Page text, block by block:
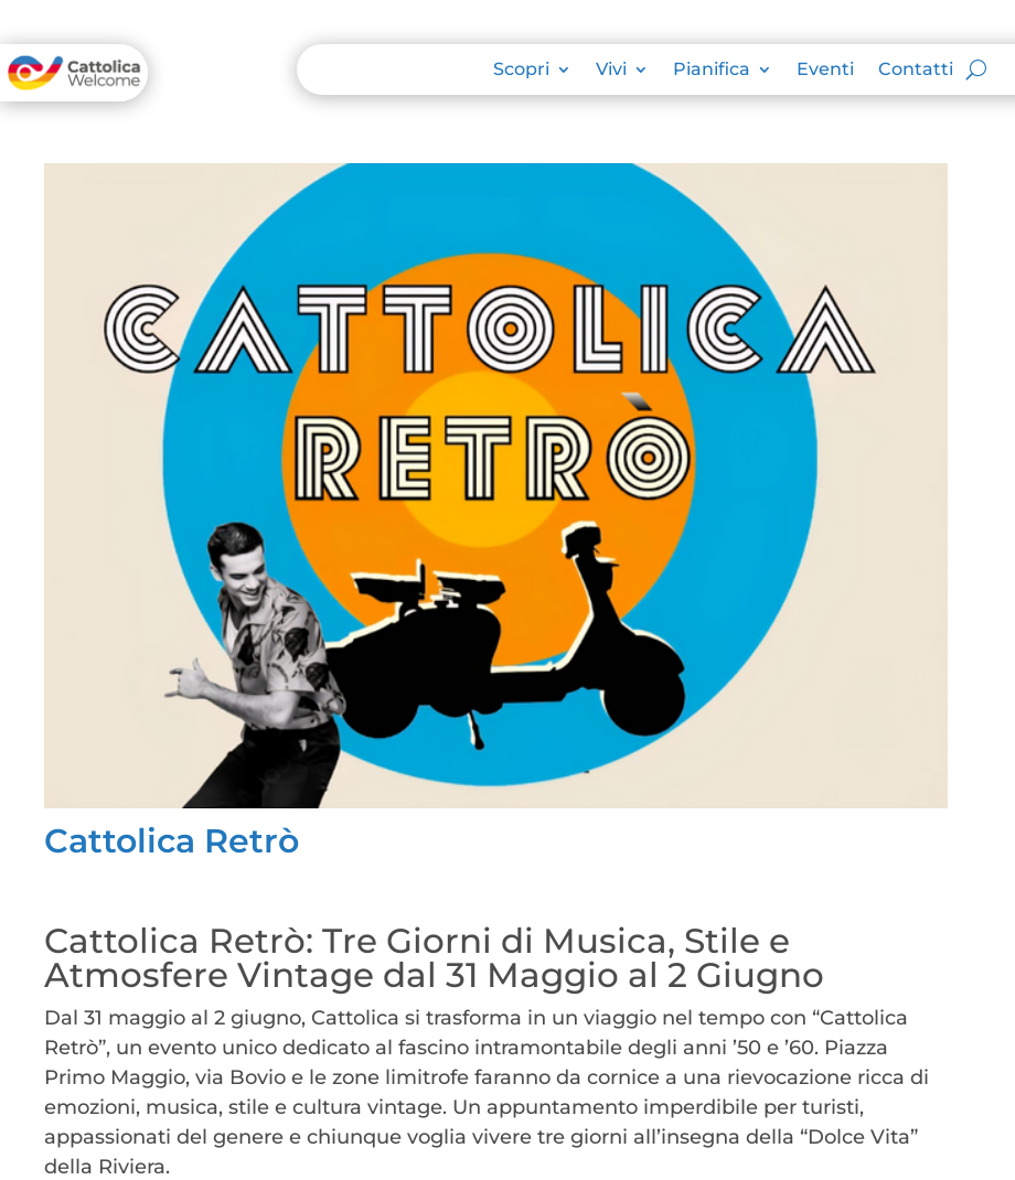
Scopri Vivi Pianifica Eventi Contatti
Cattolica Retrò
Cattolica Retrò: Tre Giorni di Musica, Stile e
Atmosfere Vintage dal 31 Maggio al 2 Giugno
Dal 31 maggio al 2 giugno, Cattolica si trasforma in un viaggio nel tempo con “Cattolica
Retrò”, un evento unico dedicato al fascino intramontabile degli anni ’50 e ’60. Piazza
Primo Maggio, via Bovio e le zone limitrofe faranno da cornice a una rievocazione ricca di
emozioni, musica, stile e cultura vintage. Un appuntamento imperdibile per turisti,
appassionati del genere e chiunque voglia vivere tre giorni all’insegna della “Dolce Vita”
della Riviera.